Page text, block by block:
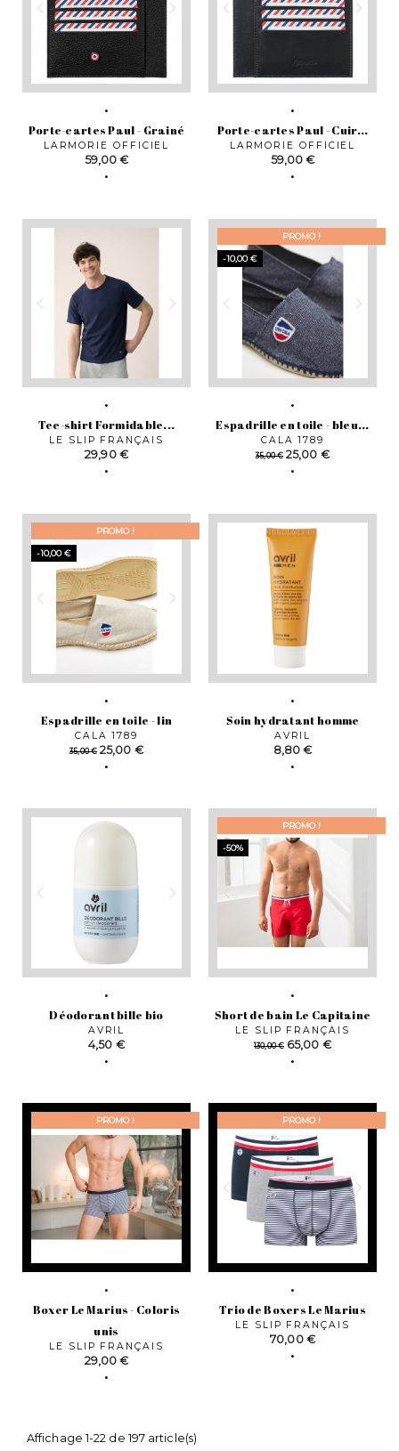
Porte-cartes Paul - Grainé
LARMORIE OFFICIEL
Prix
59,00 €
Porte-cartes Paul - Cuir...
LARMORIE OFFICIEL
Prix
59,00 €
Tee-shirt Formidable...
LE SLIP FRANÇAIS
Prix
29,90 €
Espadrille en toile - bleu...
CALA 1789
Prix
35,00 € Prix
25,00 €
PROMO !
-10,00 €
Espadrille en toile - lin
CALA 1789
Prix
35,00 € Prix
25,00 €
PROMO !
-10,00 €
Soin hydratant homme
AVRIL
Prix
8,80 €
Déodorant bille bio
AVRIL
Prix
4,50 €
Short de bain Le Capitaine
LE SLIP FRANÇAIS
Prix
130,00 € Prix
65,00 €
PROMO !
-50%
Boxer Le Marius - Coloris
unis
LE SLIP FRANÇAIS
Prix
29,00 €
PROMO !
Trio de Boxers Le Marius
LE SLIP FRANÇAIS
Prix
70,00 €
PROMO !
Affichage 1-22 de 197 article(s)